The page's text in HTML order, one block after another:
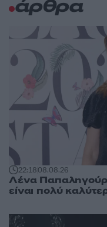
άρθρα
22:1808.08.26
Λένα
είναι πολύ